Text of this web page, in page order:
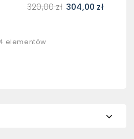
320,00 zł 304,00 zł
elementów